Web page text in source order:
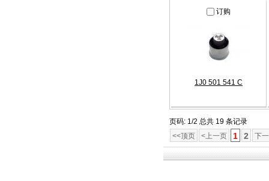
订购
1J0 501 541 C
页码: 1/2 总共 19 条记录
<<顶页
<上一页 1 2 下